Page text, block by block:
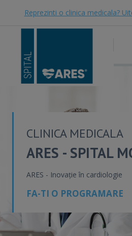
Reprezinti o clinica medicala?
CLINICA MEDICALA
ARES - SPITAL
ARES - Inovație în cardiologie
FA-TI O PROGRAMARE